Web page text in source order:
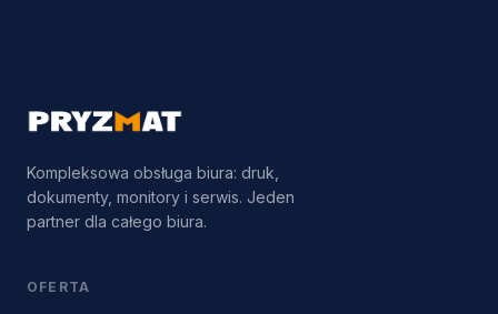
Kompleksowa obsługa biura: druk,
dokumenty, monitory i serwis. Jeden
partner dla całego biura.
OFERTA